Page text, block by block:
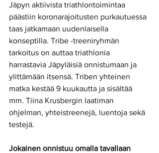
Jäpyn aktiivista triathlontoimintaa
päästiin koronarajoitusten purkautuessa
taas jatkamaan uudenlaisella
konseptilla. Tribe -treeniryhmän
tarkoitus on auttaa triathlonia
harrastavia Jäpyläisiä onnistumaan ja
ylittämään itsensä. Triben yhteinen
matka kestää 9 kuukautta ja sisältää
mm. Tiina Krusbergin laatiman
ohjelman, yhteistreenejä, luentoja sekä
testejä.
Jokainen onnistuu omalla tavallaan